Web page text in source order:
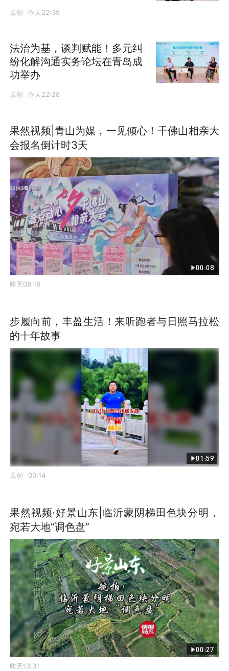
原创 昨天22:39
法治为基，谈判赋能！多元纠
纷化解沟通实务论坛在青岛成
功举办
原创 昨天22:28
果然视频|青山为媒，一见倾心！千佛山相亲大
会报名倒计时3天
00:08
昨天08:18
步履向前，丰盈生活！来听跑者与日照马拉松
的十年故事
01:59
原创 00:14
果然视频·好景山东|临沂蒙阴梯田色块分明，
宛若大地“调色盘”
00:27
昨天13:31